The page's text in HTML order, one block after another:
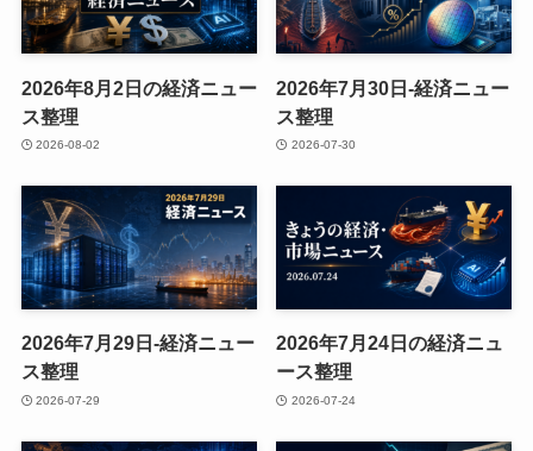
2026年8月2日の経済ニュー
ス整理
2026-08-02
2026年7月30日-経済ニュー
ス整理
2026-07-30
2026年7月29日-経済ニュー
ス整理
2026-07-29
2026年7月24日の経済ニュ
ース整理
2026-07-24